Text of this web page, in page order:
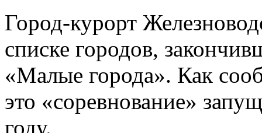
Город-курорт
списке городов,
«Малые города». Как
это «соревнование»
году.